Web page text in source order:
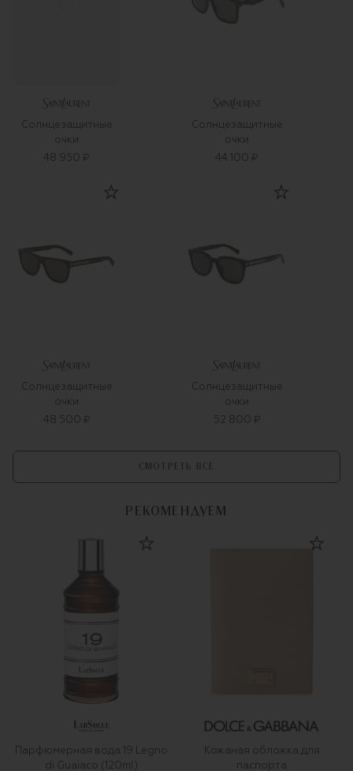
Солнцезащитные
очки
48 950 ₽
Солнцезащитные
очки
44 100 ₽
Солнцезащитные
очки
48 500 ₽
Солнцезащитные
очки
52 800 ₽
СМОТРЕТЬ ВСЕ
РЕКОМЕНДУЕМ
Парфюмерная вода 19 Legno
di Guaiaco (120ml)
Кожаная обложка для
паспорта